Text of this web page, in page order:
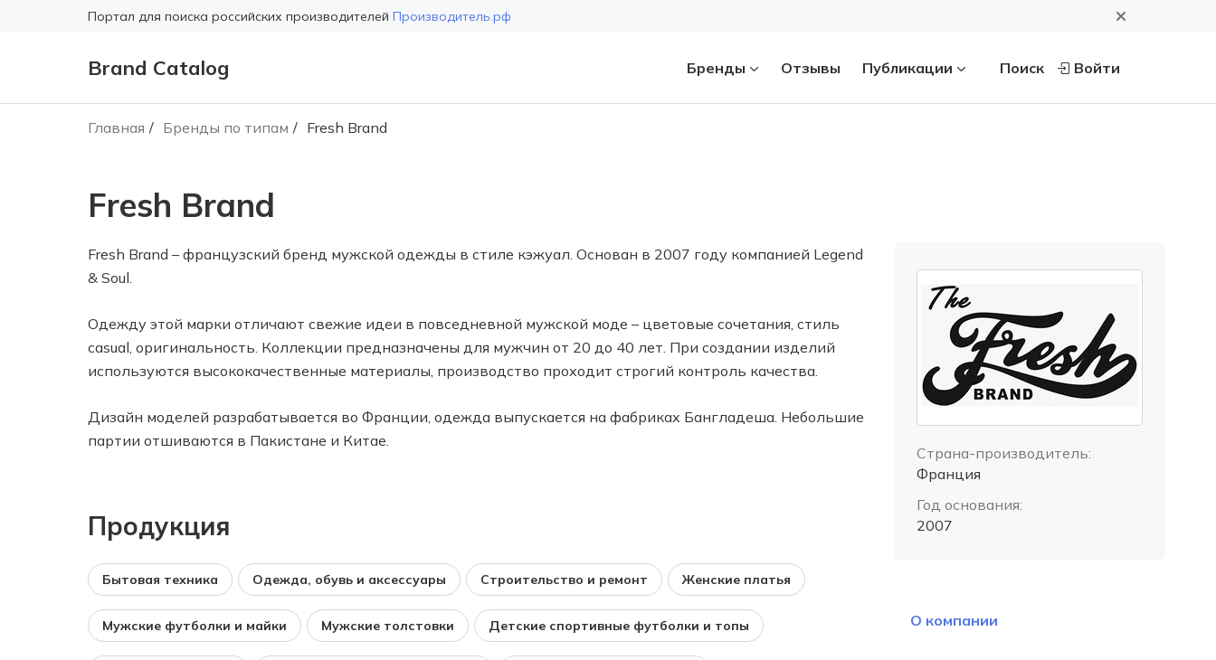
Портал для поиска российских производителей Производитель.рф
Brand Catalog Бренды Отзывы Публикации Поиск Войти
Главная Бренды по типам Fresh Brand
Fresh Brand
Fresh Brand – французский бренд мужской одежды в стиле кэжуал. Основан в 2007 году компанией Legend
& Soul.
Одежду этой марки отличают свежие идеи в повседневной мужской моде – цветовые сочетания, стиль
casual, оригинальность. Коллекции предназначены для мужчин от 20 до 40 лет. При создании изделий
используются высококачественные материалы, производство проходит строгий контроль качества.
Дизайн моделей разрабатывается во Франции, одежда выпускается на фабриках Бангладеша. Небольшие
партии отшиваются в Пакистане и Китае.
Продукция
Бытовая техника Одежда, обувь и аксессуары Строительство и ремонт Женские платья
Мужские футболки и майки Мужские толстовки Детские спортивные футболки и топы
Страна-производитель:
Франция
Год основания:
2007
О компании